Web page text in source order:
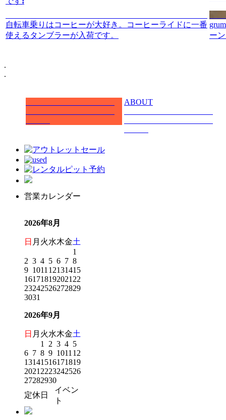
自転車乗りはコーヒーが大好き。コーヒーライドに一番
使えるタンブラーが入荷です。
ー
.
.
ABOUT
営業カレンダー
2026年8月
日 月 火水木金土
1
2 3 4 5 6 7 8
9 1011 12131415
161718192021 22
23242526272829
3031
2026年9月
日 月 火水木金土
1
2 3 4 5
6 7 8 9 1011 12
13141516171819
2021 2223242526
27282930
定休日
イベン
ト